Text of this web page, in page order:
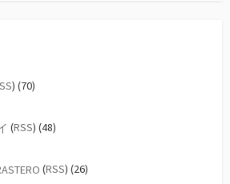
) (70)
(RSS) (48)
(RSS) (26)